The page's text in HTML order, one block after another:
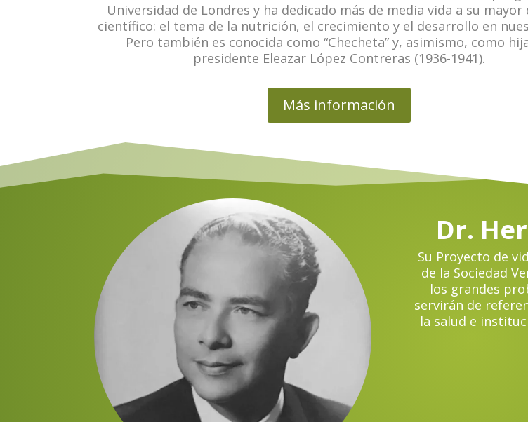
Universidad de Londres y ha dedicado más de media vida a su mayor
científico: el tema de la nutrición, el crecimiento y el desarrollo en
Pero también es conocida como “Checheta” y, asimismo, como
presidente Eleazar López Contreras (1936-1941).
Más información
Dr.
Su Proyecto de
de la Sociedad
los grandes
servirán de
la salud e